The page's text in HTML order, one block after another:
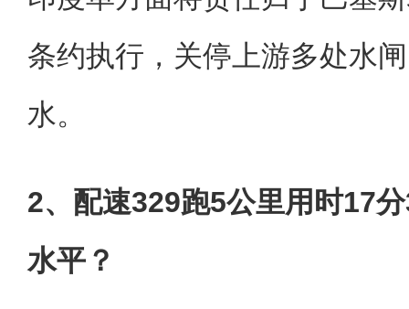
条约执行，关停上游多处水
水。
2、配速329跑5公里用时17
水平？